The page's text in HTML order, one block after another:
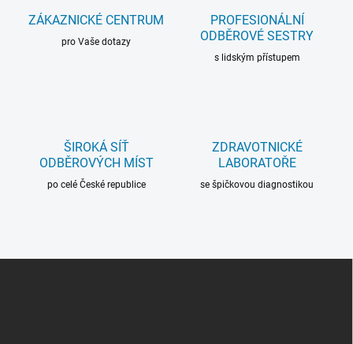
ZÁKAZNICKÉ CENTRUM
pro Vaše dotazy
PROFESIONÁLNÍ
ODBĚROVÉ SESTRY
s lidským přístupem
ŠIROKÁ SÍŤ
ODBĚROVÝCH MÍST
po celé České republice
ZDRAVOTNICKÉ
LABORATOŘE
se špičkovou diagnostikou